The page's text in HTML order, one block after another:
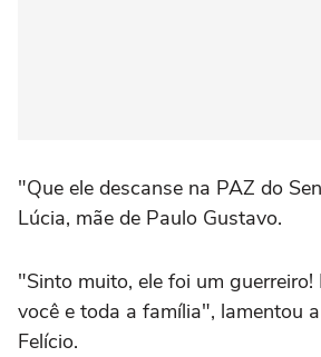
"Que ele descanse na PAZ do
Lúcia, mãe de Paulo Gustavo.
"Sinto muito, ele foi um
você e toda a família", lamentou
Felício.